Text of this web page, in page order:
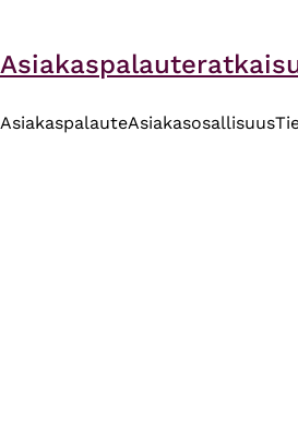
AsiakaspalauteAsiakasosallisuus